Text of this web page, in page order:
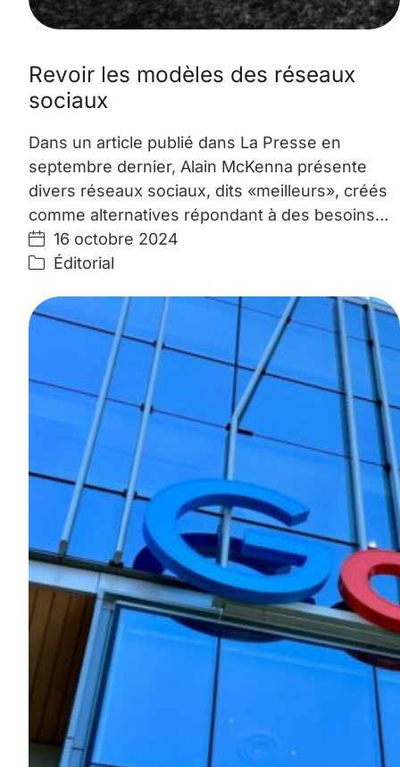
Revoir les modèles des réseaux
sociaux
Dans un article publié dans La Presse en
septembre dernier, Alain McKenna présente
divers réseaux sociaux, dits «meilleurs», créés
comme alternatives répondant à des besoins…
16 octobre 2024
Éditorial